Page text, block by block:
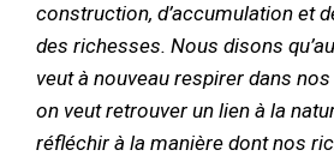
construction, d’accumulation et
des richesses. Nous disons
veut à nouveau respirer dans
on veut retrouver un lien à la
réfléchir à la manière dont nos